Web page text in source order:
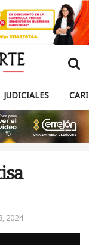
JUDICIALES
2024